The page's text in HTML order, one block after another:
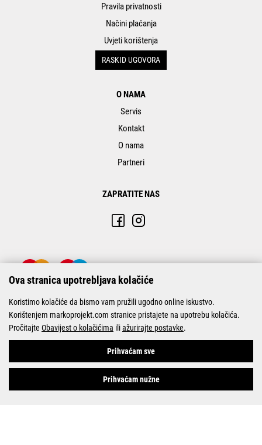
Pravila privatnosti
Načini plaćanja
Uvjeti korištenja
RASKID UGOVORA
O NAMA
Servis
Kontakt
O nama
Partneri
ZAPRATITE NAS
© Marko-Projekt 2026
Ova stranica upotrebljava kolačiće
Koristimo kolačiće da bismo vam pružili ugodno online iskustvo.
Korištenjem markoprojekt.com stranice pristajete na upotrebu kolačića.
Pročitajte Obavijest o kolačićima iliažurirajte postavke.
Prihvaćam sve
Prihvaćam nužne